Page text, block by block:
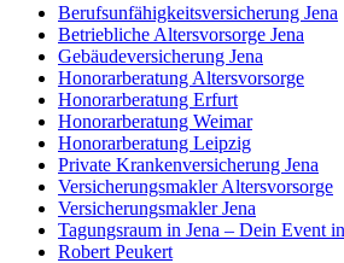
Berufs­unfähigkeits­­versicherung Jena
Betriebliche Altersvorsorge Jena
Gebäudeversicherung Jena
Honorar­beratung Altersvorsorge
Honorar­beratung Erfurt
Honorar­beratung Weimar
Honorarberatung Leipzig
Private Kranken­­versicherung Jena
Versicherungsmakler Altersvorsorge
Versicherungs­makler Jena
Tagungsraum in Jena – Dein Event
Robert Peukert